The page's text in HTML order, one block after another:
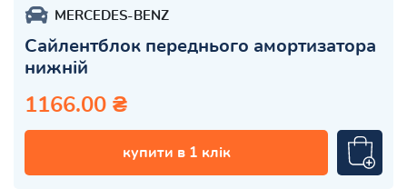
MERCEDES-BENZ
Сайлентблок переднього амортизатора
нижній
1166.00 ₴
купити в 1 клік